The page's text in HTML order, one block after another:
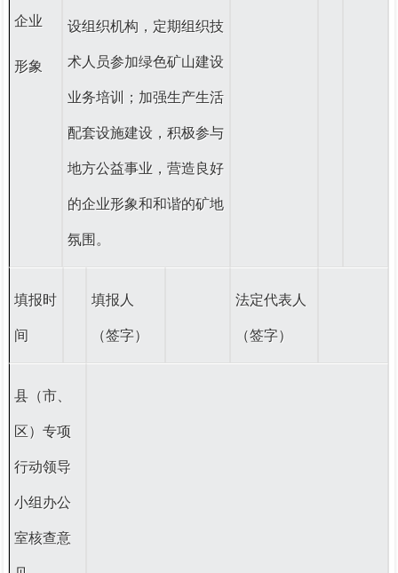
企业
形象
设组织机构，定期组织技
术人员参加绿色矿山建设
业务培训；加强生产生活
配套设施建设，积极参与
地方公益事业，营造良好
的企业形象和和谐的矿地
氛围。
填报时
间
填报人
（签字）
法定代表人
（签字）
县（市、
区）专项
行动领导
小组办公
室核查意